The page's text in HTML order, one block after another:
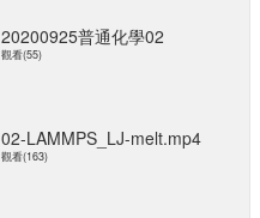
20200925普通化學02
觀看(55)
02-LAMMPS_LJ-melt.mp4
觀看(163)